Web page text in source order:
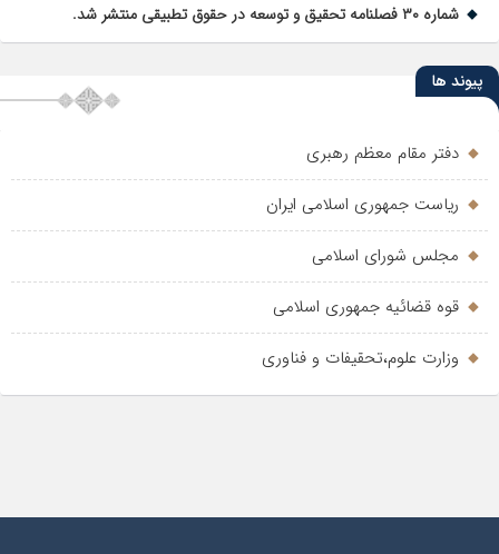
شماره ۳۰ فصلنامه تحقیق و توسعه در حقوق تطبیقی منتشر شد.
پیوند ها
دفتر مقام معظم رهبری
ریاست جمهوری اسلامی ایران
مجلس شورای اسلامی
قوه قضائیه جمهوری اسلامی
وزارت علوم،تحقیفات و فناوری